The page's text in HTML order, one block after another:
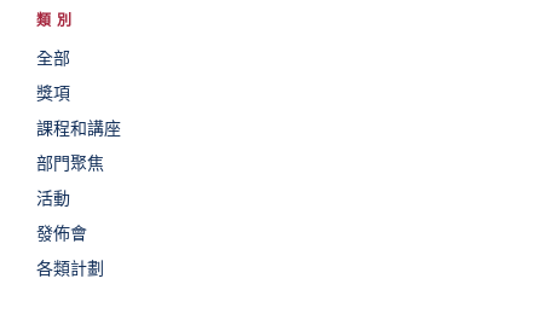
類別
全部
獎項
課程和講座
部門聚焦
活動
發佈會
各類計劃